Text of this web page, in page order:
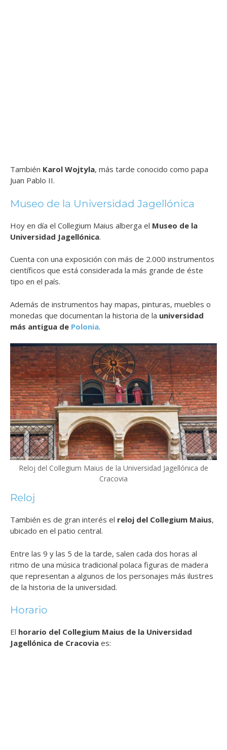
También Karol Wojtyla, más tarde conocido como papa
Juan Pablo II.
Museo de la Universidad Jagellónica
Hoy en día el Collegium Maius alberga el Museo de la
Universidad Jagellónica.
Cuenta con una exposición con más de 2.000 instrumentos
científicos que está considerada la más grande de éste
tipo en el país.
Además de instrumentos hay mapas, pinturas, muebles o
monedas que documentan la historia de la universidad
más antigua de Polonia.
Reloj del Collegium Maius de la Universidad Jagellónica de
Cracovia
Reloj
También es de gran interés el reloj del Collegium Maius,
ubicado en el patio central.
Entre las 9 y las 5 de la tarde, salen cada dos horas al
ritmo de una música tradicional polaca figuras de madera
que representan a algunos de los personajes más ilustres
de la historia de la universidad.
Horario
El horario del Collegium Maius de la Universidad
Jagellónica de Cracovia es: